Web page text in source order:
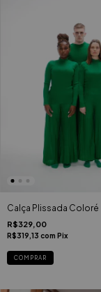
Calça Plissada Coloré
R$329,00
R$319,13 com Pix
COMPRAR